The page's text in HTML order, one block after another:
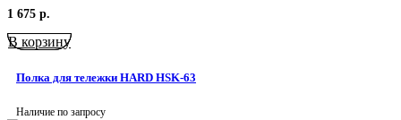
1 675 р.
В корзину
Полка для тележки HARD HSK-63
Наличие по запросу